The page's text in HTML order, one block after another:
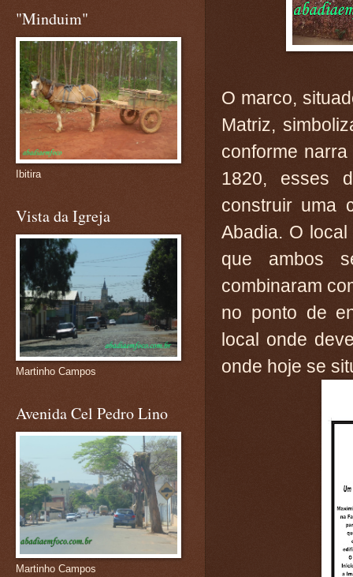
O marco,
Matriz,
conforme
1820, esses
construir uma
Abadia. O
que ambos
combinaram
no ponto de
local onde
onde hoje se
"Minduim"
Ibitira
Vista da Igreja
Martinho Campos
Avenida Cel Pedro Lino
Martinho Campos